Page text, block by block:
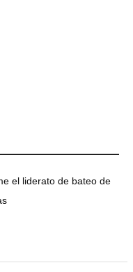
el liderato de bateo de